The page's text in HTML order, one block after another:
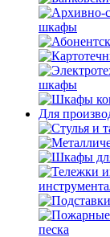
шкафы
шкафы
Для
песка